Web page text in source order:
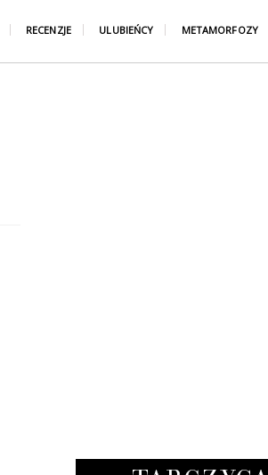
RECENZJE ULUBIEŃCY METAMORFOZY